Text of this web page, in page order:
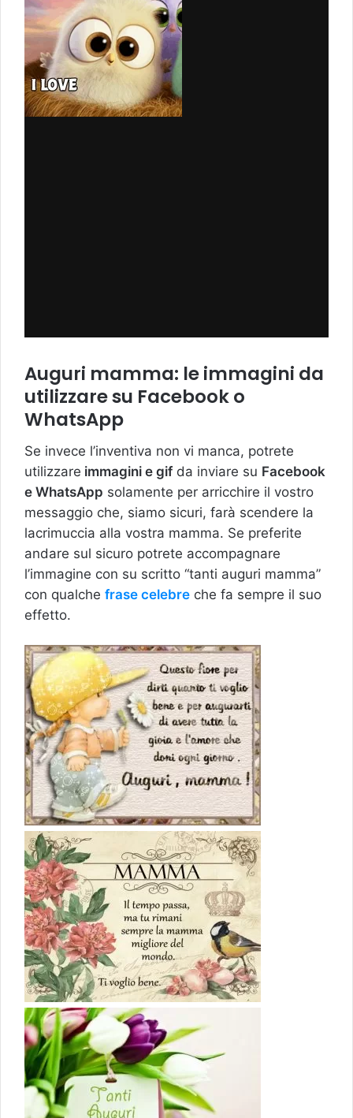
Auguri mamma: le immagini da
utilizzare su Facebook o
WhatsApp
Se invece l’inventiva non vi manca, potrete
utilizzare immagini e gifda inviare su Facebook
e WhatsApp solamente per arricchire il vostro
messaggio che, siamo sicuri, farà scendere la
lacrimuccia alla vostra mamma. Se preferite
andare sul sicuro potrete accompagnare
l’immagine con su scritto “tanti auguri mamma”
con qualche frase celebre che fa sempre il suo
effetto.